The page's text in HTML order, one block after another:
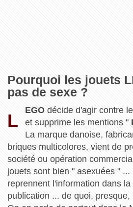
Pourquoi les jouets
pas de sexe ?
L
EGO décide d'agir contre
et supprime les mentions "
La marque danoise,
briques multicolores, vient de
société ou opération
jouets sont bien " asexuées "
reprennent l'information dans
publication ... de quoi,